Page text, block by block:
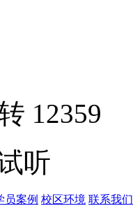
12359
听
员案例 校区环境 联系我们